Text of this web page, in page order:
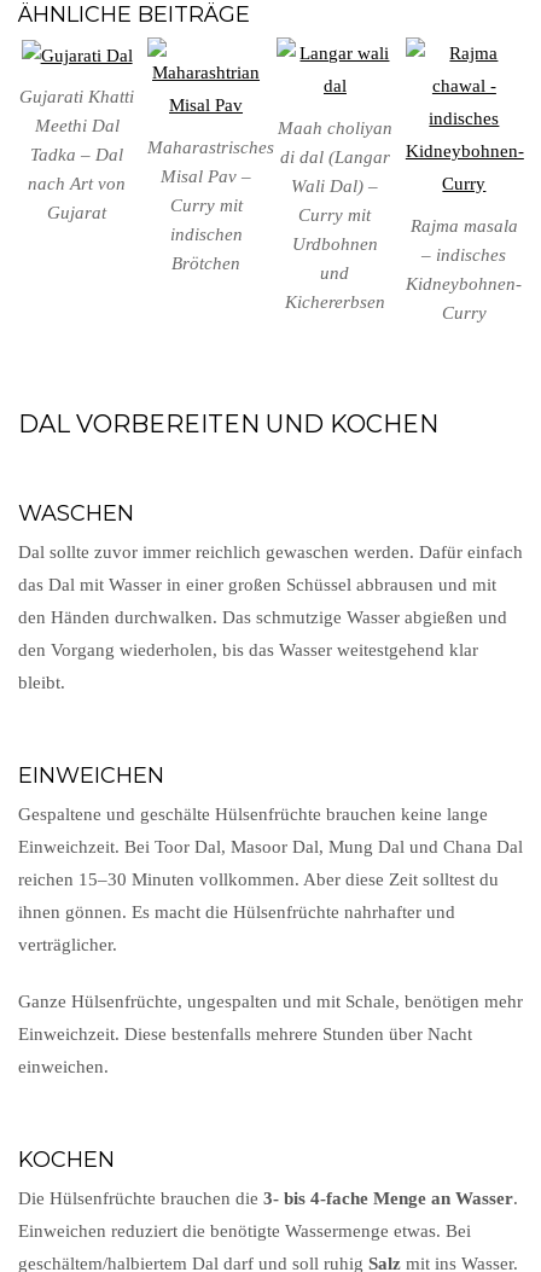
ÄHNLICHE BEITRÄGE
Gujarati Khatti
Meethi Dal
Tadka – Dal
nach Art von
Gujarat
Maharastrisches
Misal Pav –
Curry mit
indischen
Brötchen
Maah choliyan
di dal (Langar
Wali Dal) –
Curry mit
Urdbohnen
und
Kichererbsen
Rajma masala
– indisches
Kidneybohnen-
Curry
DAL VORBEREITEN UND KOCHEN
WASCHEN
Dal sollte zuvor immer reichlich gewaschen werden. Dafür einfach
das Dal mit Wasser in einer großen Schüssel abbrausen und mit
den Händen durchwalken. Das schmutzige Wasser abgießen und
den Vorgang wiederholen, bis das Wasser weitestgehend klar
bleibt.
EINWEICHEN
Gespaltene und geschälte Hülsenfrüchte brauchen keine lange
Einweichzeit. Bei Toor Dal, Masoor Dal, Mung Dal und Chana Dal
reichen 15–30 Minuten vollkommen. Aber diese Zeit solltest du
ihnen gönnen. Es macht die Hülsenfrüchte nahrhafter und
verträglicher.
Ganze Hülsenfrüchte, ungespalten und mit Schale, benötigen mehr
Einweichzeit. Diese bestenfalls mehrere Stunden über Nacht
einweichen.
KOCHEN
Die Hülsenfrüchte brauchen die 3- bis 4-fache Menge an Wasser.
Einweichen reduziert die benötigte Wassermenge etwas. Bei
geschältem/halbiertem Dal darf und soll ruhig Salz mit ins Wasser.